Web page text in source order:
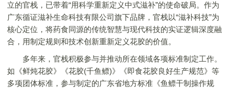
立的官栈，已带着“用科学重新定义中式滋补”的使命破局。作为
广东循证滋补生命科技有限公司旗下品牌，官栈以“滋补科技”为
核心定位，将药食同源的传统智慧与现代科技的实证逻辑深度融
合，用制定规则和技术创新重新定义花胶的价值。
多年来，官栈积极参与并推动所在领域各项标准制定工作。
如《鲜炖花胶》《花胶(千鱼鳔)》《即食花胶良好生产规范》等
多项团体标准，参与制定的广东省地方标准《鱼鳔干制操作规